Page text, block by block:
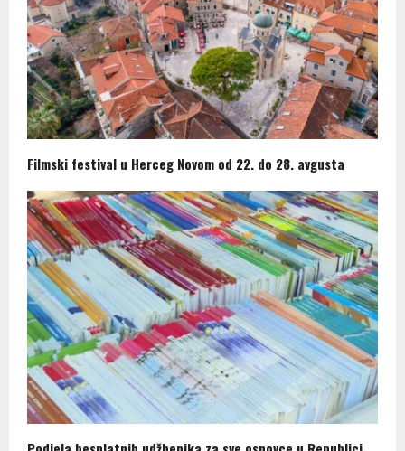
Filmski festival u Herceg Novom od 22. do 28. avgusta